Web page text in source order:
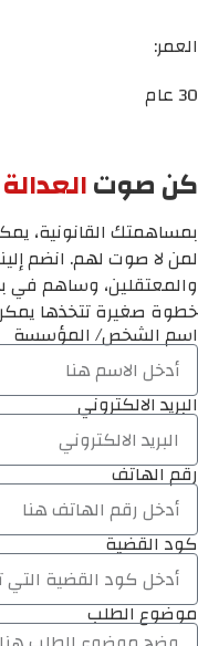
العمر:
30 عام
كن صوتالعدالة
بمساهمتك القانونية،
لمن لا صوت لهم. انضم
والمعتقلين، وساهم في
خطوة صغيرة تتخذها يمكن
اسم الشخص/ المؤسسة
البريد الالكتروني
رقم الهاتف
كود القضية
موضوع الطلب